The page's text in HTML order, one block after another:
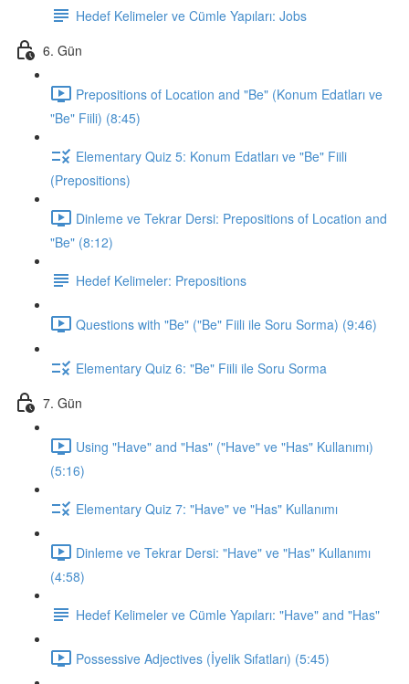
Hedef Kelimeler ve Cümle Yapıları: Jobs
6. Gün
Prepositions of Location and "Be" (Konum Edatları ve
"Be" Fiili) (8:45)
Elementary Quiz 5: Konum Edatları ve "Be" Fiili
(Prepositions)
Dinleme ve Tekrar Dersi: Prepositions of Location and
"Be" (8:12)
Hedef Kelimeler: Prepositions
Questions with "Be" ("Be" Fiili ile Soru Sorma) (9:46)
Elementary Quiz 6: "Be" Fiili ile Soru Sorma
7. Gün
Using "Have" and "Has" ("Have" ve "Has" Kullanımı)
(5:16)
Elementary Quiz 7: "Have" ve "Has" Kullanımı
Dinleme ve Tekrar Dersi: "Have" ve "Has" Kullanımı
(4:58)
Hedef Kelimeler ve Cümle Yapıları: "Have" and "Has"
Possessive Adjectives (İyelik Sıfatları) (5:45)